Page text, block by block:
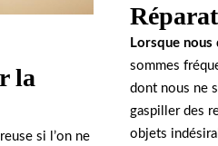
la
si l’on ne
Lorsque nous
sommes
dont nous ne
gaspiller des
objets